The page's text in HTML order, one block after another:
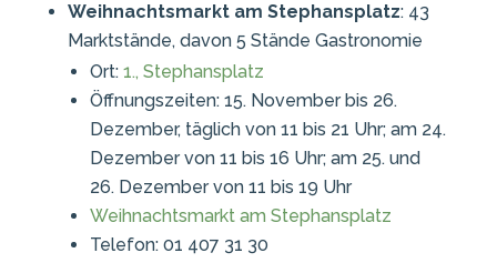
Weihnachtsmarkt am Stephansplatz: 43
Marktstände, davon 5 Stände Gastronomie
Ort: 1., Stephansplatz
Öffnungszeiten: 15. November bis 26.
Dezember, täglich von 11 bis 21 Uhr; am 24.
Dezember von 11 bis 16 Uhr; am 25. und
26. Dezember von 11 bis 19 Uhr
Weihnachtsmarkt am Stephansplatz
Telefon: 01 407 31 30